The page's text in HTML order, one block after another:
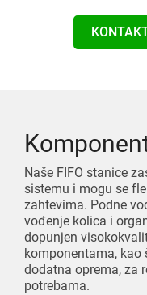
Naše FIFO stanice
sistemu i mogu se
zahtevima. Podne
vođenje kolica i
dopunjen
komponentama, kao
dodatna oprema, za
potrebama.